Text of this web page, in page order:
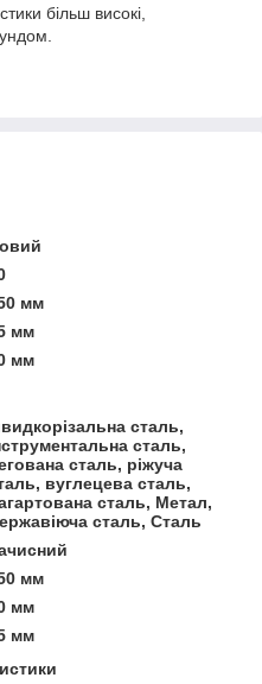
більш високі,
мм
мм
мм
сталь,
сталь,
сталь, ріжуча
вуглецева сталь,
сталь, Метал,
сталь, Сталь
мм
мм
мм